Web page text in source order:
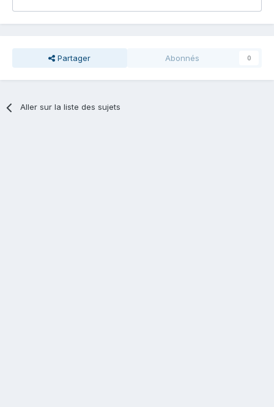
Partager Abonnés 0
Aller sur la liste des sujets